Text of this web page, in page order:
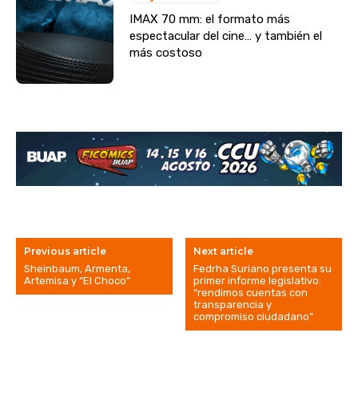
IMAX 70 mm: el formato más
espectacular del cine… y también el
más costoso
Previous article
Sheinbaum, Armenta,
Artemisa y “El Choco”
Next article
Fedrha Suriano presenta su
primer informe legislativo:
“rendimos cuentas con
transparencia y
compromiso ciudadano”